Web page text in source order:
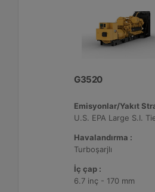
G3520
Emisyonlar/Yakıt
Havalandırma :
Turboşarjlı
İç çap :
6.7 inç - 170 mm